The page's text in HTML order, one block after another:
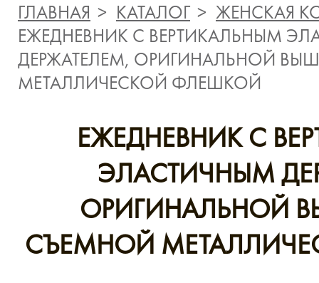
ГЛАВНАЯ КАТАЛОГ
ЖЕНСКАЯ
ЕЖЕДНЕВНИК С ВЕРТИКАЛЬНЫМ
ДЕРЖАТЕЛЕМ, ОРИГИНАЛЬНОЙ
МЕТАЛЛИЧЕСКОЙ ФЛЕШКОЙ
ЕЖЕДНЕВНИК С
ЭЛАСТИЧНЫМ
ОРИГИНАЛЬНОЙ
СЪЕМНОЙ